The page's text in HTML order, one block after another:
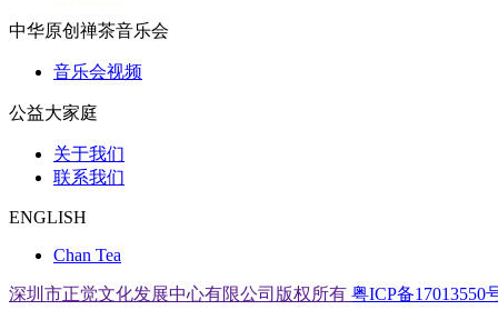
中华原创禅茶音乐会
音乐会视频
公益大家庭
关于我们
联系我们
ENGLISH
Chan Tea
深圳市正觉文化发展中心有限公司版权所有 粤ICP备17013550